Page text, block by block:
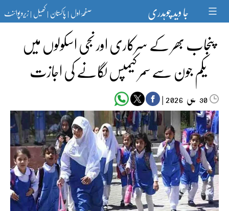
content جا وید چوہدری صفحۂ اول|پاکستان|کھیل|زیرو پوائنٹ
پنجاب بھر کے سرکاری اور نجی اسکولوں میں
یکم جون سے سمر کیمپس لگانے کی اجازت
30 مئی‬‮ |